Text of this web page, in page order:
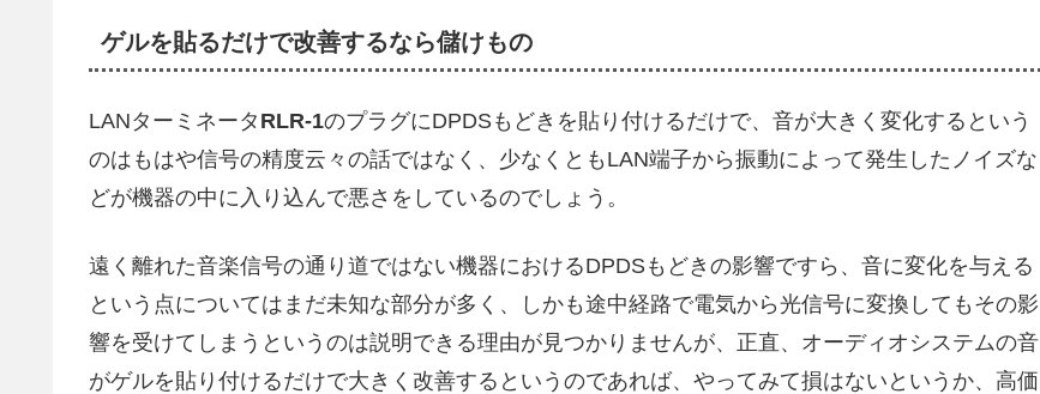
ゲルを貼るだけで改善するなら儲けもの
LANターミネータ RLR-1のプラグにDPDSもどきを貼り付けるだけで、音が大きく変化するという
のはもはや信号の精度云々の話ではなく、少なくともLAN端子から振動によって発生したノイズな
どが機器の中に入り込んで悪さをしているのでしょう。
遠く離れた音楽信号の通り道ではない機器におけるDPDSもどきの影響ですら、音に変化を与える
という点についてはまだ未知な部分が多く、しかも途中経路で電気から光信号に変換してもその影
響を受けてしまうというのは説明できる理由が見つかりませんが、正直、オーディオシステムの音
がゲルを貼り付けるだけで大きく改善するというのであれば、やってみて損はないというか、高価